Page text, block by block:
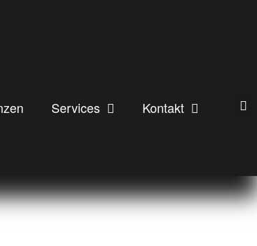
Services Kontakt